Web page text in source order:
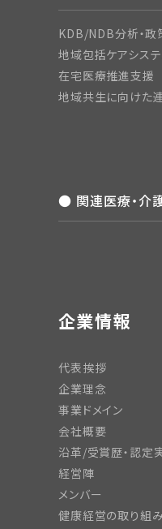
KDB/NDB分析・政
地域包括ケアシス
在宅医療推進支援
地域共生に向けた
● 関連医療・介
企業情報
代表挨拶
企業理念
事業ドメイン
会社概要
沿革/受賞歴・認定
経営陣
メンバー
健康経営の取り組